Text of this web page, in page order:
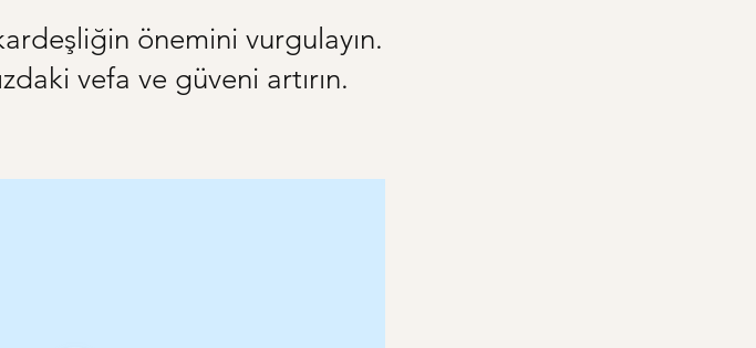
önemini vurgulayın.
vefa ve güveni artırın.